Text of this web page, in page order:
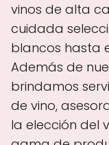
vinos de alta
cuidada
blancos hasta
Además de
brindamos
de vino,
la elección del